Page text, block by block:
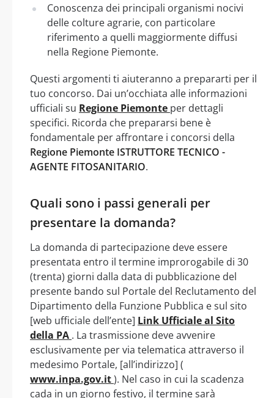
Conoscenza dei principali organismi nocivi
delle colture agrarie, con particolare
riferimento a quelli maggiormente diffusi
nella Regione Piemonte.
Questi argomenti ti aiuteranno a prepararti per il
tuo concorso. Dai un’occhiata alle informazioni
ufficiali su Regione Piemonte per dettagli
specifici. Ricorda che prepararsi bene è
fondamentale per affrontare i concorsi della
Regione Piemonte ISTRUTTORE TECNICO -
AGENTE FITOSANITARIO.
Quali sono i passi generali per
presentare la domanda?
La domanda di partecipazione deve essere
presentata entro il termine improrogabile di 30
(trenta) giorni dalla data di pubblicazione del
presente bando sul Portale del Reclutamento del
Dipartimento della Funzione Pubblica e sul sito
[web ufficiale dell’ente] Link Ufficiale al Sito
della PA . La trasmissione deve avvenire
esclusivamente per via telematica attraverso il
medesimo Portale, [all’indirizzo] (
www.inpa.gov.it). Nel caso in cui la scadenza
cada in un giorno festivo, il termine sarà